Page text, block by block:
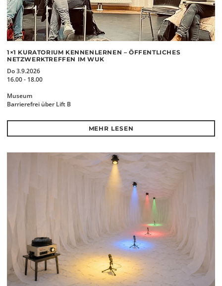
1×1 KURATORIUM KENNENLERNEN – ÖFFENTLICHES
NETZWERKTREFFEN IM WUK
Do 3.9.2026
16.00 - 18.00
Museum
Barrierefrei über Lift B
MEHR LESEN